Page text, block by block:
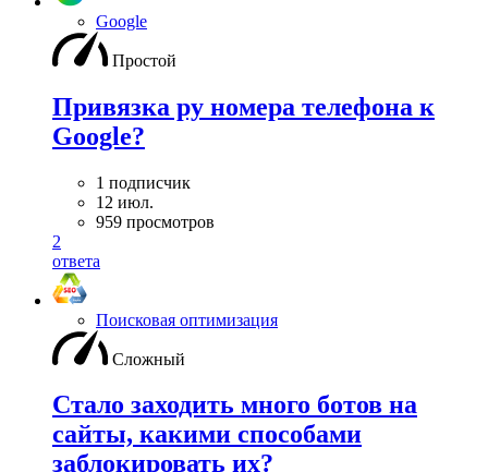
Google
Простой
Привязка ру номера телефона к
Google?
1 подписчик
12 июл.
959 просмотров
2
ответа
Поисковая оптимизация
Сложный
Стало заходить много ботов на
сайты, какими способами
заблокировать их?